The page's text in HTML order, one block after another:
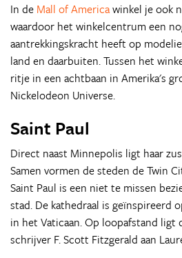
In de Mall of Americawinkel je ook
waardoor het winkelcentrum een
aantrekkingskracht heeft op
land en daarbuiten. Tussen het
ritje in een achtbaan in Amerika's
Nickelodeon Universe.
Saint Paul
Direct naast Minnepolis ligt haar
Samen vormen de steden de Twin
Saint Paul is een niet te missen
stad. De kathedraal is geïnspireerd
in het Vaticaan. Op loopafstand ligt
schrijver F. Scott Fitzgerald aan